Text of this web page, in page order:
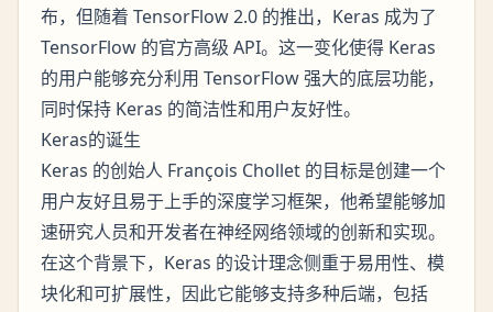
布，但随着 TensorFlow 2.0 的推出，Keras 成为了
TensorFlow 的官方高级 API。这一变化使得 Keras
的用户能够充分利用 TensorFlow 强大的底层功能，
同时保持 Keras 的简洁性和用户友好性。
Keras的诞生
Keras 的创始人 François Chollet 的目标是创建一个
用户友好且易于上手的深度学习框架，他希望能够加
速研究人员和开发者在神经网络领域的创新和实现。
在这个背景下，Keras 的设计理念侧重于易用性、模
块化和可扩展性，因此它能够支持多种后端，包括